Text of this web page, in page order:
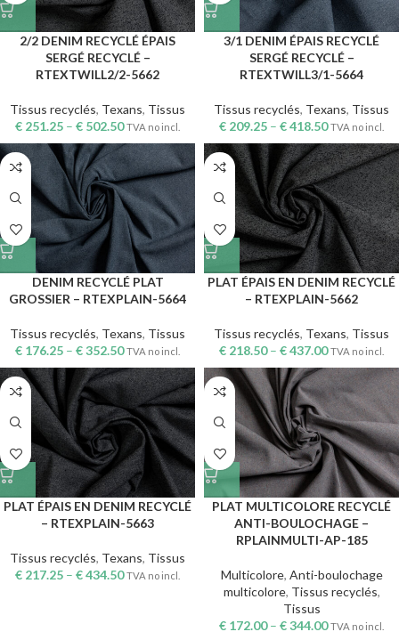
2/2 DENIM RECYCLÉ ÉPAIS
SERGÉ RECYCLÉ –
RTEXTWILL2/2-5662
Tissus recyclés, Texans, Tissus
€ 251.25 – € 502.50 TVA no incl.
3/1 DENIM ÉPAIS RECYCLÉ
SERGÉ RECYCLÉ –
RTEXTWILL3/1-5664
Tissus recyclés, Texans, Tissus
€ 209.25 – €418.50 TVA no incl.
DENIM RECYCLÉ PLAT
GROSSIER – RTEXPLAIN-5664
Tissus recyclés, Texans, Tissus
€ 176.25 – €352.50 TVA no incl.
PLAT ÉPAIS EN DENIM RECYCLÉ
– RTEXPLAIN-5662
Tissus recyclés, Texans, Tissus
€ 218.50– €437.00 TVA no incl.
PLAT ÉPAIS EN DENIM RECYCLÉ
– RTEXPLAIN-5663
Tissus recyclés, Texans, Tissus
€ 217.25 – €434.50 TVA no incl.
PLAT MULTICOLORE RECYCLÉ
ANTI-BOULOCHAGE –
RPLAINMULTI-AP-185
Multicolore, Anti-boulochage
multicolore, Tissus recyclés,
Tissus
€ 172.00– €344.00 TVA no incl.